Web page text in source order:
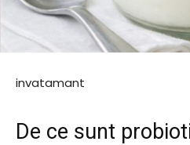
invatamant
De ce sunt